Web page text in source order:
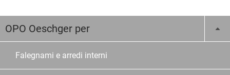
OPO Oeschger per
Falegnami e arredi interni